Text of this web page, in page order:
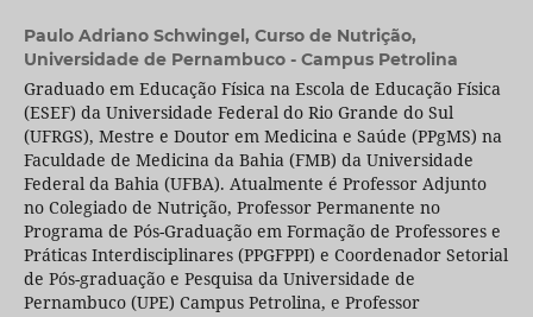
Paulo Adriano Schwingel, Curso de Nutrição,
Universidade de Pernambuco - Campus Petrolina
Graduado em Educação Física na Escola de Educação Física
(ESEF) da Universidade Federal do Rio Grande do Sul
(UFRGS), Mestre e Doutor em Medicina e Saúde (PPgMS) na
Faculdade de Medicina da Bahia (FMB) da Universidade
Federal da Bahia (UFBA). Atualmente é Professor Adjunto
no Colegiado de Nutrição, Professor Permanente no
Programa de Pós-Graduação em Formação de Professores e
Práticas Interdisciplinares (PPGFPPI) e Coordenador Setorial
de Pós-graduação e Pesquisa da Universidade de
Pernambuco (UPE) Campus Petrolina, e Professor